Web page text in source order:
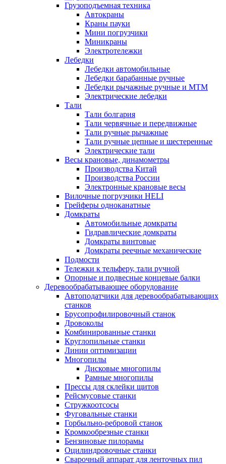
Грузоподъемная техника
Автокраны
Краны пауки
Мини погрузчики
Миникраны
Электротележки
Лебедки
Лебедки автомобильные
Лебедки барабанные ручные
Лебедки рычажные ручные и МТМ
Электрические лебедки
Тали
Тали болгария
Тали червячные и передвижные
Тали ручные рычажные
Тали ручные цепные и шестеренные
Электрические тали
Весы крановые, динамометры
Производства Китай
Производства России
Электронные крановые весы
Вилочные погрузчики HELI
Грейферы одноканатные
Домкраты
Автомобильные домкраты
Гидравлические домкраты
Домкраты винтовые
Домкраты реечные механические
Подмости
Тележки к тельферу, тали ручной
Опорные и подвесные концевые балки
Деревообрабатывающее оборудование
Автоподатчики для деревообрабатывающих
станков
Брусопрофилировочный станок
Дровоколы
Комбинированные станки
Круглопильные станки
Линии оптимизации
Многопилы
Дисковые многопилы
Рамные многопилы
Прессы для склейки щитов
Рейсмусовые станки
Стружкоотсосы
Фуговальные станки
Горбыльно-ребровой станок
Кромкообрезные станки
Бензиновые пилорамы
Оцилиндровочные станки
Сварочный аппарат для ленточных пил